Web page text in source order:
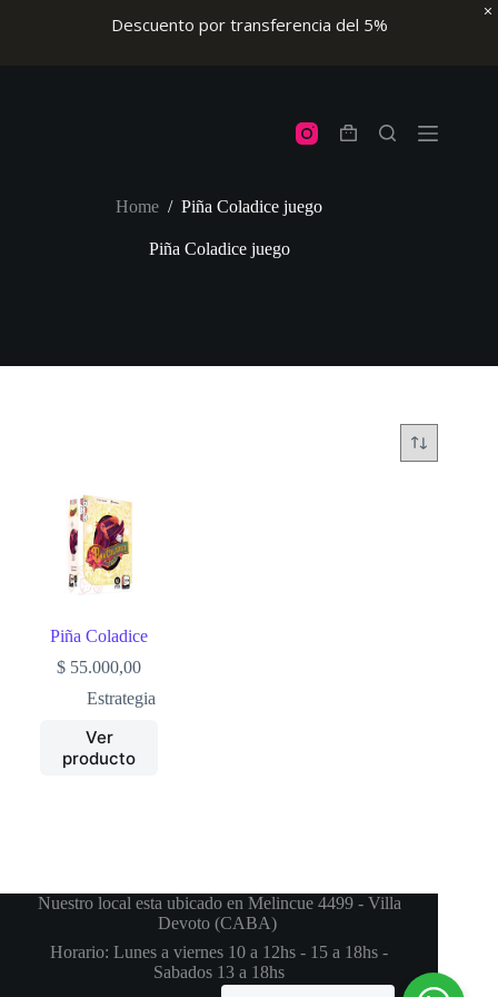
Descuento por transferencia del 5%
Shopping
Home / Piña Coladice juego
Piña Coladice juego
Piña Coladice
$ 55.000,00
Estrategia
Ver
producto
Nuestro local esta ubicado en Melincue 4499 - Villa
Devoto (CABA)
Horario: Lunes a viernes 10 a 12hs - 15 a 18hs -
Sabados 13 a 18hs